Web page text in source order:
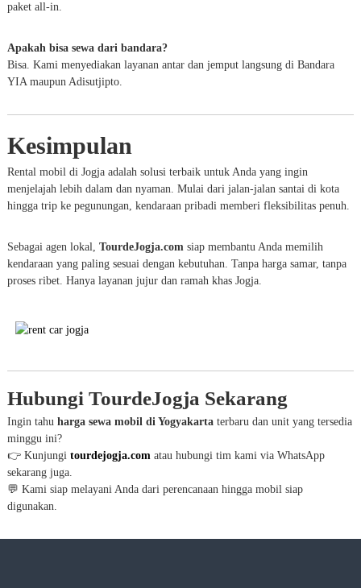
paket all-in.
Apakah bisa sewa dari bandara?
Bisa. Kami menyediakan layanan antar dan jemput langsung di Bandara
YIA maupun Adisutjipto.
Kesimpulan
Rental mobil di Jogja adalah solusi terbaik untuk Anda yang ingin
menjelajah lebih dalam dan nyaman. Mulai dari jalan-jalan santai di kota
hingga trip ke pegunungan, kendaraan pribadi memberi fleksibilitas penuh.
Sebagai agen lokal, TourdeJogja.comsiap membantu Anda memilih
kendaraan yang paling sesuai dengan kebutuhan. Tanpa harga samar, tanpa
proses ribet. Hanya layanan jujur dan ramah khas Jogja.
Hubungi TourdeJogja Sekarang
Ingin tahu harga sewa mobil di Yogyakartaterbaru dan unit yang tersedia
minggu ini?
👉 Kunjungi tourdejogja.comatau hubungi tim kami via WhatsApp
sekarang juga.
💬 Kami siap melayani Anda dari perencanaan hingga mobil siap
digunakan.